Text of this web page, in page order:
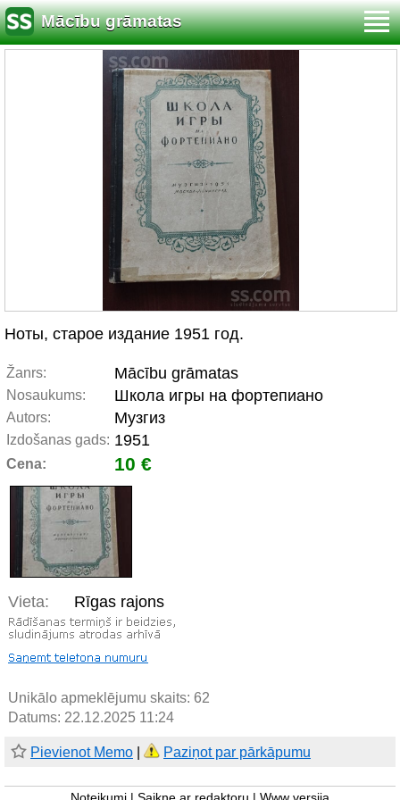
Mācību grāmatas
Ноты, старое издание 1951 год.
Žanrs: Mācību grāmatas
Nosaukums: Школа игры на фортепиано
Autors: Музгиз
Izdošanas gads: 1951
Cena: 10 €
Vieta: Rīgas rajons
Unikālo apmeklējumu skaits: 62
Datums: 22.12.2025 11:24
Pievienot Memo Paziņot par pārkāpumu